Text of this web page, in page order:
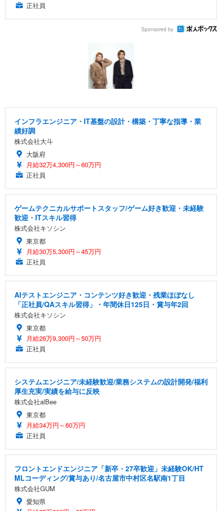
正社員
Sponsored by
インフラエンジニア・IT基盤の設計・構築・丁寧な指導・業
績好調
株式会社大斗
大阪府
月給32万4,300円～60万円
正社員
ゲームテクニカルサポートスタッフ/ゲーム好き歓迎・未経験
歓迎・ITスキル習得
株式会社キソシン
東京都
月給30万5,300円～45万円
正社員
AIテストエンジニア・コンテンツ好き歓迎・残業ほぼなし
「正社員/QAスキル習得」・年間休日125日・賞与年2回
株式会社キソシン
東京都
月給26万9,300円～50万円
正社員
システムエンジニア/未経験歓迎/業務システムの設計開発/福利
厚生充実/実績を給与に反映
株式会社alBee
東京都
月給34万円～60万円
正社員
フロントエンドエンジニア「新卒・27卒歓迎」未経験OK/HT
MLコーディング/賞与あり/名古屋市中村区名駅南1丁目
株式会社GUM
愛知県